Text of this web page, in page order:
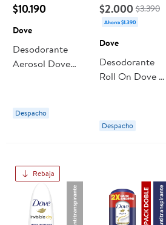
$10.190
Dove
Desodorante
Aerosol Dove
Despacho
$2.000 $3.390
Ahorra $1.390
Dove
Desodorante
Roll On Dove On
Despacho
Rebaja